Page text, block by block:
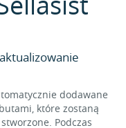
dodawane
które zostaną
Podczas